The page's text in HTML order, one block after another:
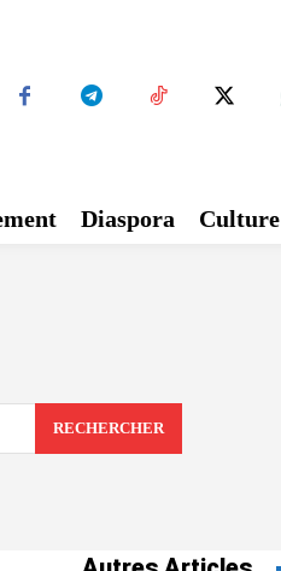
Diaspora Culture
RECHERCHER